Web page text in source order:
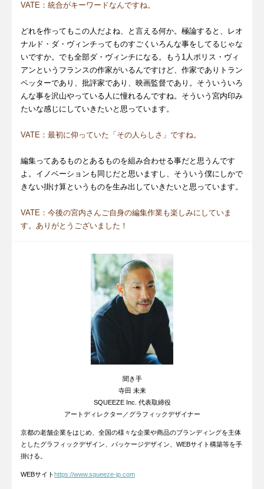
VATE：統合がキーワードなんですね。
どれを作ってもこの人だよね、と言える何か。極論すると、レオ
ナルド・ダ・ヴィンチってものすごくいろんな事をしてるじゃな
いですか。でも全部ダ・ヴィンチになる。もう1人ボリス・ヴィ
アンというフランスの作家がいるんですけど、作家でありトラン
ペッターであり、批評家であり、映画監督であり。そういういろ
んな事を沢山やっている人に憧れるんですね。そういう宮内印み
たいな感じにしていきたいと思っています。
VATE：最初に仰っていた「その人らしさ」ですね。
編集ってあるものとあるものを組み合わせる事だと思うんです
よ。イノベーションも同じだと思いますし、そういう僕にしかで
きない掛け算というものを生み出していきたいと思っています。
VATE：今後の宮内さんご自身の編集作業も楽しみにしていま
す。ありがとうございました！
聞き手
寺田 未来
SQUEEZE Inc. 代表取締役
アートディレクター／グラフィックデザイナー
京都の老舗企業をはじめ、全国の様々な企業や商品のブランディングを主体
としたグラフィックデザイン、パッケージデザイン、WEBサイト構築等を手
掛ける。
WEBサイトhttps://www.squeeze-jp.com